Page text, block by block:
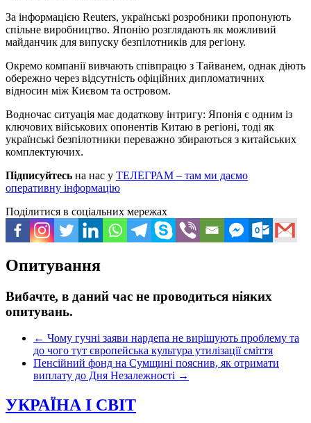
За інформацією Reuters, українські розробники пропонують
спільне виробництво. Японію розглядають як можливий
майданчик для випуску безпілотників для регіону.
Окремо компанії вивчають співпрацю з Тайванем, однак діють
обережно через відсутність офіційних дипломатичних
відносин між Києвом та островом.
Водночас ситуація має додаткову інтригу: Японія є одним із
ключових військових опонентів Китаю в регіоні, тоді як
українські безпілотники переважно збираються з китайських
комплектуючих.
Підписуйтесь на нас у ТЕЛЕГРАМ – там ми даємо
оперативну інформацію
Поділитися в соціальних мережах
Опитування
Вибачте, в даний час не проводиться ніяких
опитувань.
← Чому гучні заяви нардепа не вирішують проблему та
до чого тут європейська культура утилізації сміття
Пенсійний фонд на Сумщині пояснив, як отримати
виплату до Дня Незалежності →
УКРАЇНА І СВІТ